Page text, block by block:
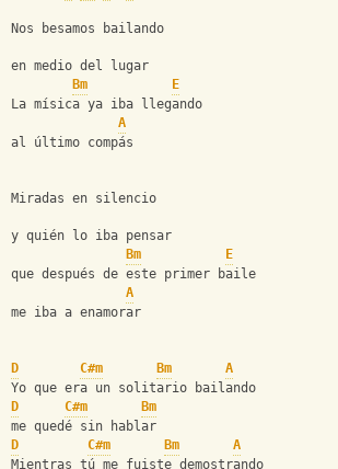
Nos besamos bailando
en medio del lugar
Bm
E
La mísica ya iba llegando
A
al último compás
Miradas en silencio
y quién lo iba pensar
Bm
E
que después de este primer baile
A
me iba a enamorar
D C#m Bm
A
Yo que era un solitario bailando
D
C#m
Bm
me quedé sin hablar
D
C#m Bm
A
Mientras tú me fuiste demostrando